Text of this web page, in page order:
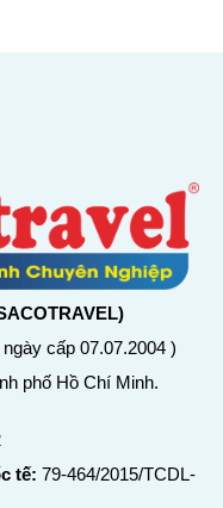
cấp 07.07.2004 )
phố Hồ Chí Minh.
tế: 79-464/2015/TCDL-